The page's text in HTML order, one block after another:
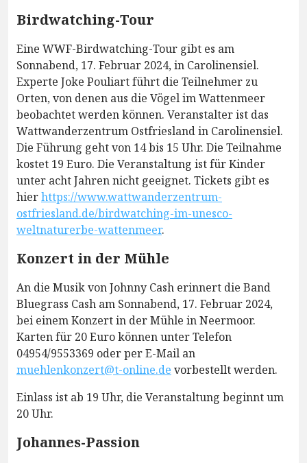
Birdwatching-Tour
Eine WWF-Birdwatching-Tour gibt es am
Sonnabend, 17. Februar 2024, in Carolinensiel.
Experte Joke Pouliart führt die Teilnehmer zu
Orten, von denen aus die Vögel im Wattenmeer
beobachtet werden können. Veranstalter ist das
Wattwanderzentrum Ostfriesland in Carolinensiel.
Die Führung geht von 14 bis 15 Uhr. Die Teilnahme
kostet 19 Euro. Die Veranstaltung ist für Kinder
unter acht Jahren nicht geeignet. Tickets gibt es
hierhttps://www.wattwanderzentrum-
ostfriesland.de/birdwatching-im-unesco-
weltnaturerbe-wattenmeer.
Konzert in der Mühle
An die Musik von Johnny Cash erinnert die Band
Bluegrass Cash am Sonnabend, 17. Februar 2024,
bei einem Konzert in der Mühle in Neermoor.
Karten für 20 Euro können unter Telefon
04954/9553369 oder per E-Mail an
muehlenkonzert@t-online.de vorbestellt werden.
Einlass ist ab 19 Uhr, die Veranstaltung beginnt um
20 Uhr.
Johannes-Passion